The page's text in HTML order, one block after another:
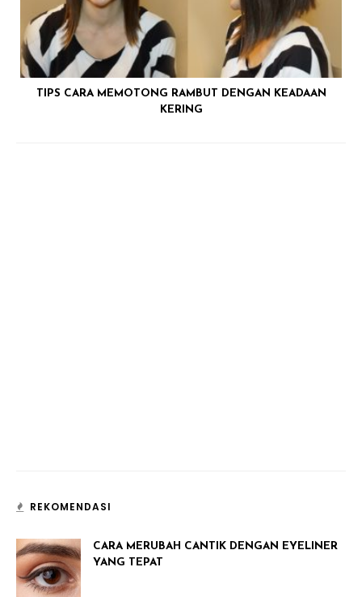
TIPS CARA MEMOTONG RAMBUT DENGAN KEADAAN
KERING
REKOMENDASI
CARA MERUBAH CANTIK DENGAN EYELINER
YANG TEPAT